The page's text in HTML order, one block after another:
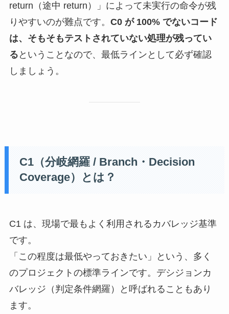
return（途中 return）」によって未実行の命令が残
りやすいのが難点です。 C0 が 100% でないコード
は、そもそもテストされていない処理が残ってい
る ということなので、最低ラインとして必ず確認
しましょう。
C1（分岐網羅 / Branch・Decision
Coverage）とは？
C1 は、現場で最もよく利用されるカバレッジ基準
です。
「この程度は最低やっておきたい」という、多く
のプロジェクトの標準ラインです。デシジョンカ
バレッジ（判定条件網羅）と呼ばれることもあり
ます。